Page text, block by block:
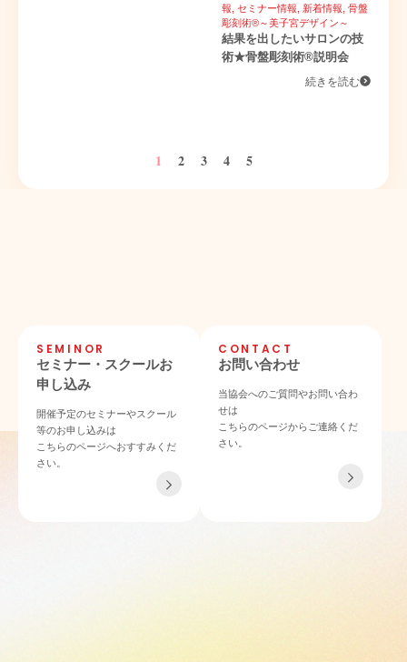
報 セミナー情報 新着情報 骨盤
彫刻術®～美子宮デザイン～
結果を出したいサロンの技
術★骨盤彫刻術®説明会
続きを読む
1 2 3 4 5
SEMINOR
セミナー・スクールお
申し込み
開催予定のセミナーやスクール
等のお申し込みは
こちらのページへおすすみくだ
さい。
CONTACT
お問い合わせ
当協会へのご質問やお問い合わ
せは
こちらのページからご連絡くだ
さい。
〒532-0011 大阪府大阪市淀川区西中島4-3-21 NLCセントラルビル901